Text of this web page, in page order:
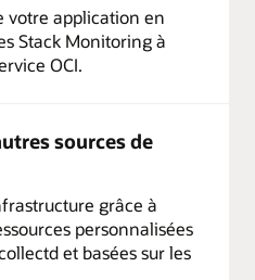
votre application en
Stack Monitoring à
OCI.
sources de
grâce à
personnalisées
et basées sur les